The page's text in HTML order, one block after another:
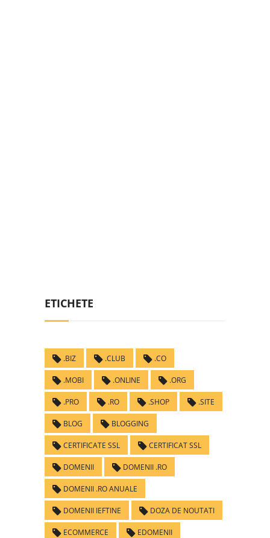
ETICHETE
.BIZ .CLUB .CO
.MOBI .ONLINE .ORG
.PRO .RO .SHOP .SITE
BLOG BLOGGING
CERTIFICATE SSL CERTIFICAT SSL
DOMENII DOMENII .RO
DOMENII .RO ANUALE
DOMENII IEFTINE DOZA DE NOUTATI
ECOMMERCE EDOMENII